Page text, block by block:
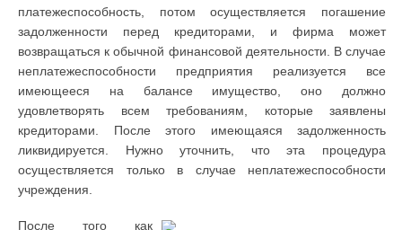
платежеспособность, потом осуществляется погашение
задолженности перед кредиторами, и фирма может
возвращаться к обычной финансовой деятельности. В случае
неплатежеспособности предприятия реализуется все
имеющееся на балансе имущество, оно должно
удовлетворять всем требованиям, которые заявлены
кредиторами. После этого имеющаяся задолженность
ликвидируется. Нужно уточнить, что эта процедура
осуществляется только в случае неплатежеспособности
учреждения.
После того как